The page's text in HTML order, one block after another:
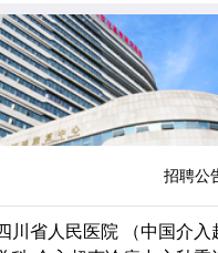
招聘公
川省人民医院 （中国介入